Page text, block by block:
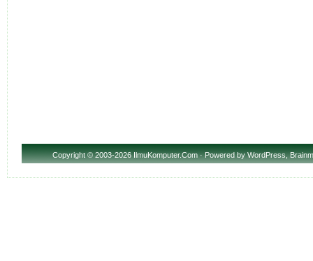
Copyright© 2003-2026 IlmuKomputer.Com · Powered byWordPress,